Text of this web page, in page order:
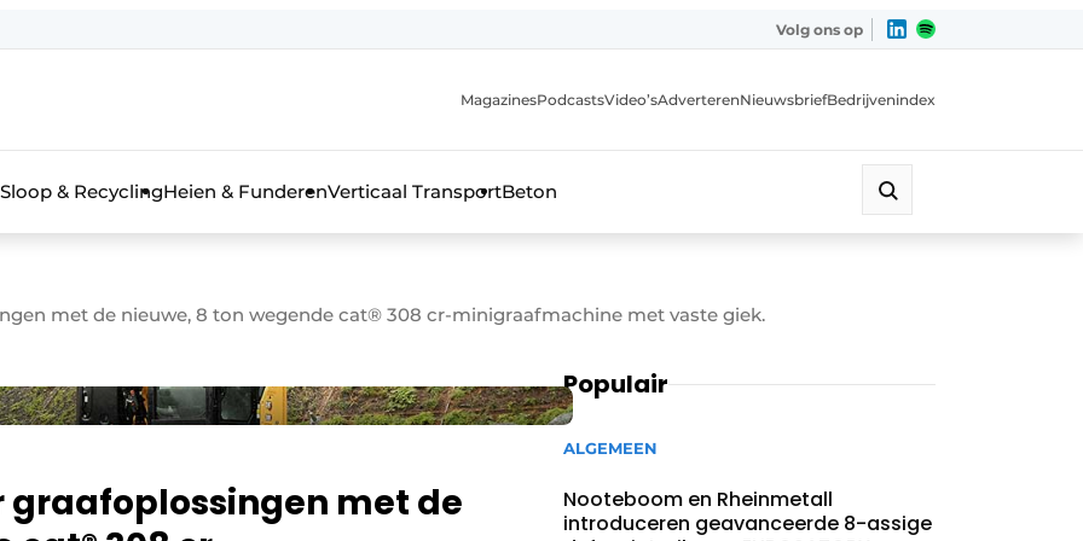
de aanmelding
voor de aanmelding FR
& bouwmachines
Volg ons op
MagazinesPodcastsVideo’sAdverterenNieuwsbriefBedrijvenindex
Sloop & RecyclingHeien & FunderenVerticaal TransportBeton
met de nieuwe, 8 ton wegende cat® 308 cr-minigraafmachine met vaste giek.
met de
Populair
ALGEMEEN
Nooteboom en Rheinmetall
introduceren geavanceerde 8-assige